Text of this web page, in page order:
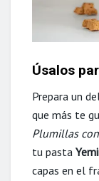
Úsalos
Prepara un
que más te
Plumillas
tu pasta
capas en el